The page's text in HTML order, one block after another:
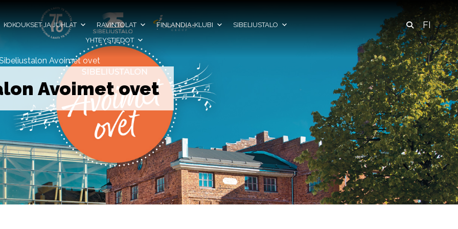
KOKOUKSET JA JUHLAT RAVINTOLAT FINLANDIA-KLUBI
SIBELIUSTALO
YHTEYSTIEDOT
FI
Avoimet ovet
Avoimet ovet